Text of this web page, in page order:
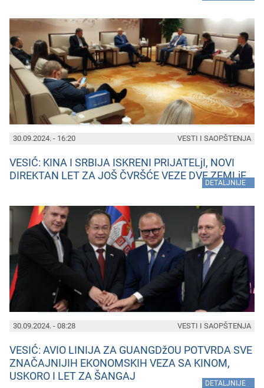
30.09.2024. - 16:20
VESIĆ: KINA I SRBIJA ISKRENI PRIJATELjI, NOVI
DIREKTAN LET ZA JOŠ ČVRŠĆE VEZE DVE ZEMLjE
DETALJNIJE
VESTI I SAOPŠTENJA
30.09.2024. - 08:28
VESIĆ: AVIO LINIJA ZA GUANGDžOU POTVRDA SVE
ZNAČAJNIJIH EKONOMSKIH VEZA SA KINOM,
USKORO I LET ZA ŠANGAJ
DETALJNIJE
VESTI I SAOPŠTENJA